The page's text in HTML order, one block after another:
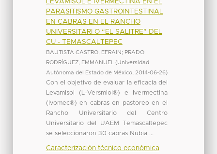
PARASITISMO GASTROINTESTINAL
EN CABRAS EN EL RANCHO
UNIVERSITARI O “EL SALITRE” DEL
CU - TEMASCALTEPEC
BAUTISTA CASTRO, EFRAIN ; PRADO
RODRÍGUEZ, EMMANUEL
(Universidad
Autónoma del Estado de México, 2014-06-26)
Con el objetivo de evaluar la eficacia del
Levamisol (L-Versmiol®) e Ivermectina
(Ivomec®) en cabras en pastoreo en el
Rancho Universitario del Centro
Universitario del UAEM Temascaltepec
se seleccionaron 30 cabras Nubia ...
Caracterización técnico económica